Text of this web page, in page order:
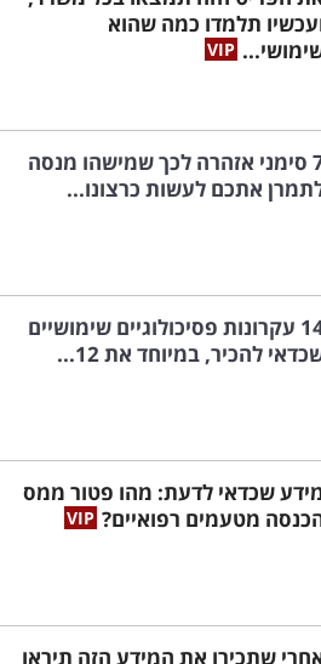
תלמדו כמה שהוא
7 סימני אזהרה לכך שמישהו מנסה
אתכם לעשות כרצונו...
14 עקרונות פסיכולוגיים שימושיים
להכיר, במיוחד את 12...
שכדאי לדעת: מהו פטור ממס
מטעמים רפואיים?
שתכירו את המידע הזה תיראו